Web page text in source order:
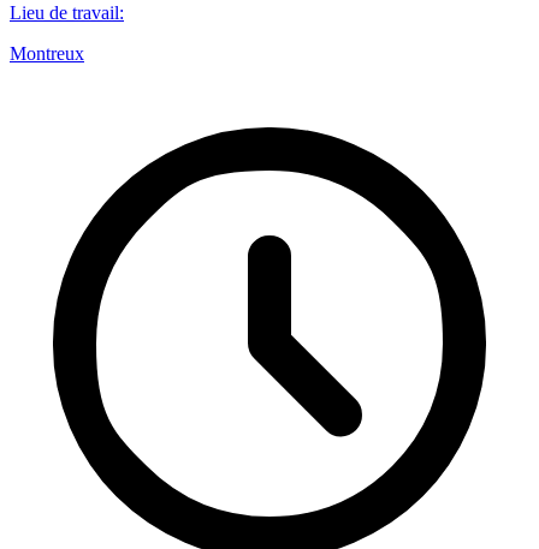
Lieu de travail:
Montreux